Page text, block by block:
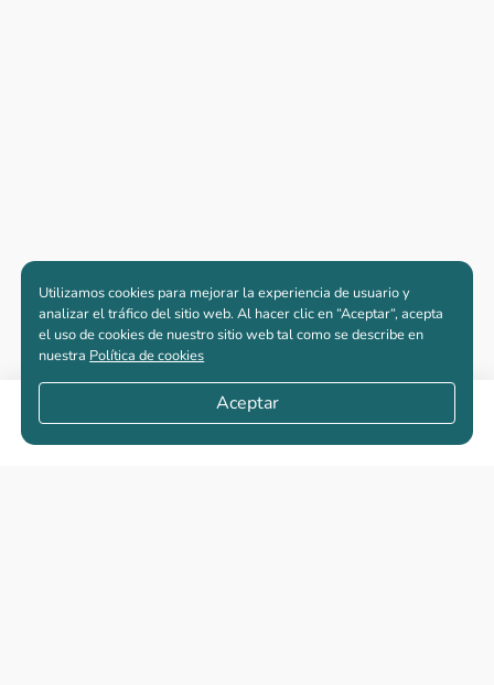
Compartir
Apartamentos nuevos
Utilizamos cookies para mejorar la experiencia de usuario y
analizar el tráfico del sitio web. Al hacer clic en “Aceptar“, acepta
el uso de cookies de nuestro sitio web tal como se describe en
nuestra Política de cookies
Aceptar